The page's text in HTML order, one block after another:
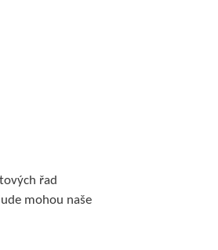
řad
mohou naše